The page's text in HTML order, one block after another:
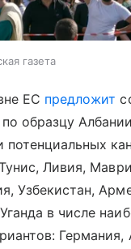
газета
ЕС предложит
образцу
потенциальных
Ливия,
Узбекистан,
в числе
Германия,